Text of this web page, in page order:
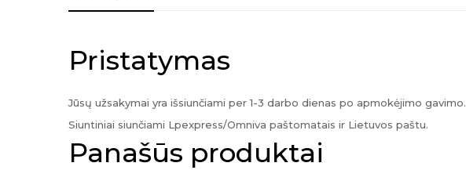
Pristatymas
Jūsų užsakymai yra išsiunčiami per 1-3 darbo dienas po apmokėjimo gavimo.
Siuntiniai siunčiami Lpexpress/Omniva paštomatais ir Lietuvos paštu.
Panašūs produktai